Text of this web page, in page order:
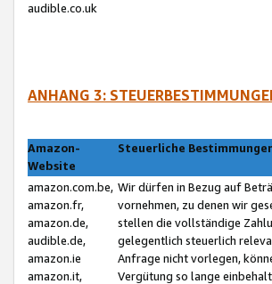
audible.co.uk
ANHANG 3:
Amazon-
Website
Steuerliche
amazon.com.be,
amazon.fr,
amazon.de,
audible.de,
amazon.ie
amazon.it,
Wir dürfen in Bezug auf
vornehmen, zu denen wir
stellen die vollständige
gelegentlich steuerlich
Anfrage nicht vorlegen,
Vergütung so lange